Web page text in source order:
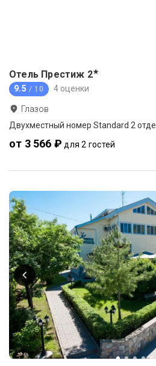
Отель Престиж 2★
9.5 / 10 4 оценки
Глазов
Двухместный номер Standard 2
от 3 566 ₽ для 2 гостей